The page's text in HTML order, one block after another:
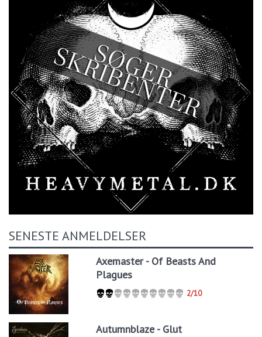
SENESTE ANMELDELSER
Axemaster - Of Beasts And
Plagues
2/10
Autumnblaze - Glut